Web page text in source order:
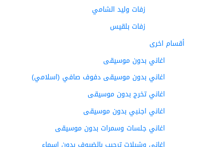
زفات وليد الشامي
زفات بلقيس
أقسام اخرى
اغاني بدون موسيقى
اغاني بدون موسيقى دفوف صافي (اسلامي)
اغاني تخرج بدون موسيقى
اغاني اجنبي بدون موسيقى
اغاني جلسات وسمرات بدون موسيقى